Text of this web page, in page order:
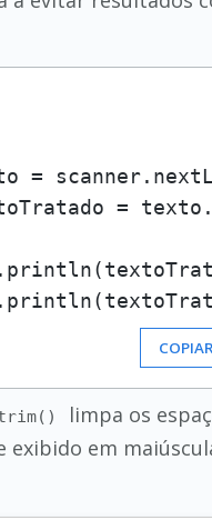
=
=
limpa os
exibido em